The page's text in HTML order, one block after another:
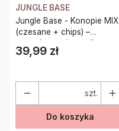
JUNGLE BASE
Jungle Base - Konopie MIX
(czesane + chips) –
naturalne podłoże dla
gadów i bezkręgowców 10
Cena
39,99 zł
szt.
Do koszyka